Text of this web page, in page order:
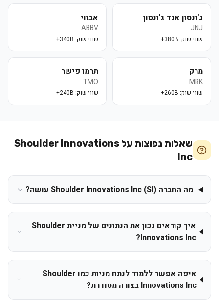
ג'ונסון אנד ג'ונסון
JNJ
שווי שוק: 380B+
אבווי
ABBV
שווי שוק: 340B+
מרק
MRK
שווי שוק: 260B+
תרמו פישר
TMO
שווי שוק: 240B+
שאלות נפוצות על Shoulder Innovations
Inc
מה החברה Shoulder Innovations Inc (SI) עושה?
איך קוראים נכון את הנתונים של מניית Shoulder
Innovations Inc?
איפה אפשר ללמוד לנתח מניות כמו Shoulder
Innovations Inc בצורה מסודרת?